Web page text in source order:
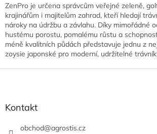
ZenPro je určena správcům veřejné zeleně,
krajinářům i majitelům zahrad, kteří hledají
nároky na údržbu a závlahu. Díky mimořádné
hustému porostu, pomalému růstu a
méně kvalitních půdách představuje jednu z
zoysie japonské pro moderní, udržitelné
Z
Kontakt
obchod@agrostis.cz